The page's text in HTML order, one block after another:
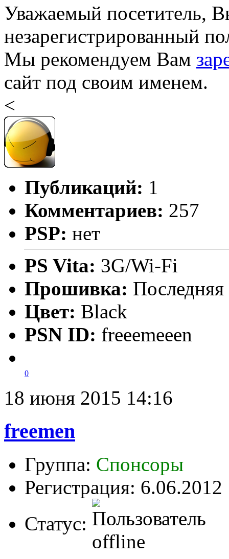
Уважаемый посетитель,
незарегистрированный
Мы рекомендуем Вам
сайт под своим именем.
<
Публикаций: 1
Комментариев: 257
PSP: нет
PS Vita: 3G/Wi-Fi
Прошивка: Последняя
Цвет: Black
PSN ID: freeemeeen
0
18 июня 2015 14:16
freemen
Группа: Спонсоры
Регистрация: 6.06.2012
Статус: